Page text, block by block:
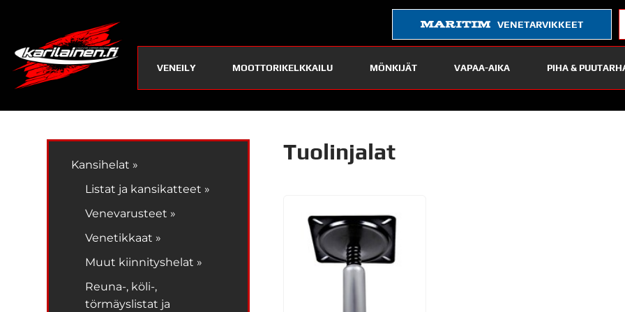
VENETARVIKKEET
VENEILY MOOTTORIKELKKAILU MÖNKIJÄT VAPAA-AIKA PIHA &
Kansihelat »
Listat ja kansikatteet »
Venevarusteet »
Venetikkaat »
Muut kiinnityshelat »
Reuna-, köli-,
törmäyslistat ja
Tuolinjalat